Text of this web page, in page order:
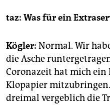
taz: Was für ein
Kögler: Normal. Wir
die Asche
Coronazeit hat mich ein
Klopapier mitzubringen.
dreimal vergeblich die